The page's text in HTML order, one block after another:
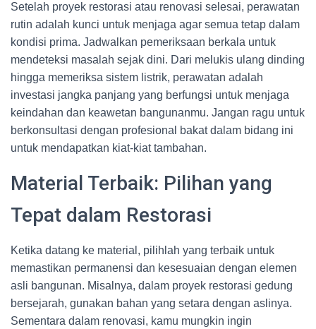
Setelah proyek restorasi atau renovasi selesai, perawatan
rutin adalah kunci untuk menjaga agar semua tetap dalam
kondisi prima. Jadwalkan pemeriksaan berkala untuk
mendeteksi masalah sejak dini. Dari melukis ulang dinding
hingga memeriksa sistem listrik, perawatan adalah
investasi jangka panjang yang berfungsi untuk menjaga
keindahan dan keawetan bangunanmu. Jangan ragu untuk
berkonsultasi dengan profesional bakat dalam bidang ini
untuk mendapatkan kiat-kiat tambahan.
Material Terbaik: Pilihan yang
Tepat dalam Restorasi
Ketika datang ke material, pilihlah yang terbaik untuk
memastikan permanensi dan kesesuaian dengan elemen
asli bangunan. Misalnya, dalam proyek restorasi gedung
bersejarah, gunakan bahan yang setara dengan aslinya.
Sementara dalam renovasi, kamu mungkin ingin